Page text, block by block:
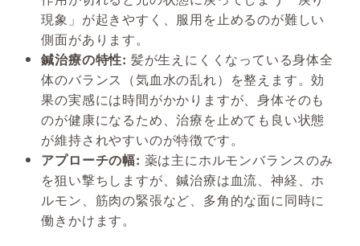
現象」が起きやすく、服用を止めるのが難しい
側面があります。
鍼治療の特性: 髪が生えにくくなっている身体全
体のバランス（気血水の乱れ）を整えます。効
果の実感には時間がかかりますが、身体そのも
のが健康になるため、治療を止めても良い状態
が維持されやすいのが特徴です。
アプローチの幅: 薬は主にホルモンバランスのみ
を狙い撃ちしますが、鍼治療は血流、神経、ホ
ルモン、筋肉の緊張など、多角的な面に同時に
働きかけます。